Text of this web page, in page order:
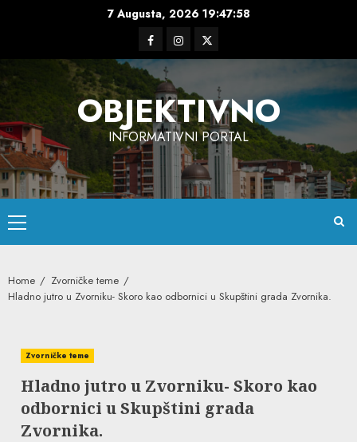
7 Augusta, 2026 19:47:59
FacebookInstagram
Twitter
OBJEKTIVNO
INFORMATIVNI PORTAL
Primary
Menu
Home
Zvorničke teme
Hladno jutro u Zvorniku- Skoro kao odbornici u Skupštini grada Zvornika.
Zvorničke teme
Hladno jutro u Zvorniku- Skoro kao
odbornici u Skupštini grada
Zvornika.